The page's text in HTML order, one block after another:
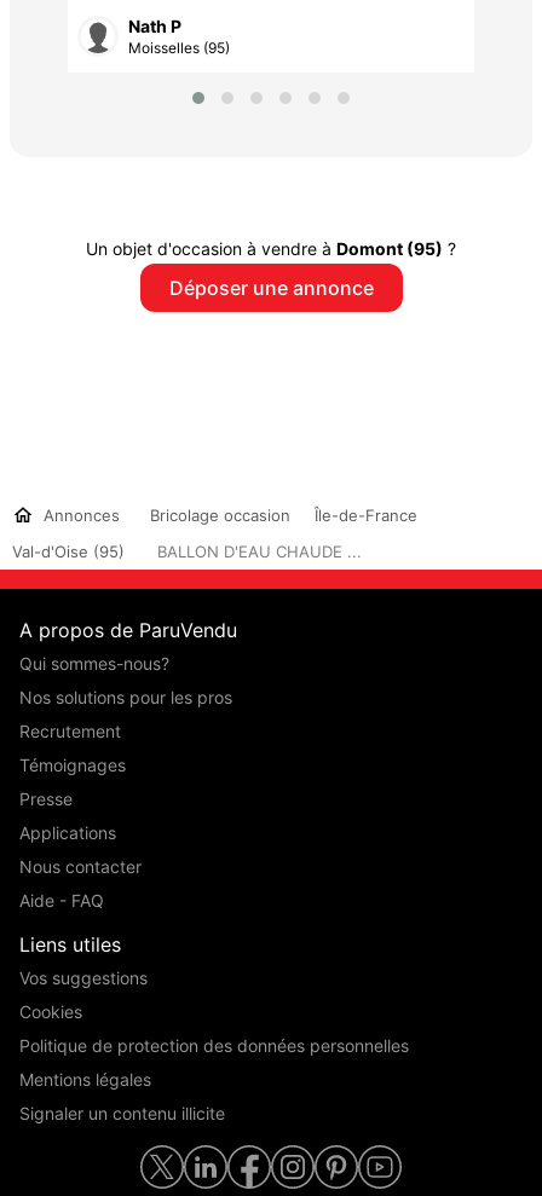
Nath P
Moisselles (95)
Un objet d'occasion à vendre à Domont (95) ?
Déposer une annonce
Annonces Bricolage occasion
Île-de-France
Val-d'Oise (95)
BALLON D'EAU CHAUDE ...
A propos de ParuVendu
Qui sommes-nous?
Nos solutions pour les pros
Recrutement
Témoignages
Presse
Applications
Nous contacter
Aide - FAQ
Liens utiles
Vos suggestions
Cookies
Politique de protection des données personnelles
Mentions légales
Signaler un contenu illicite